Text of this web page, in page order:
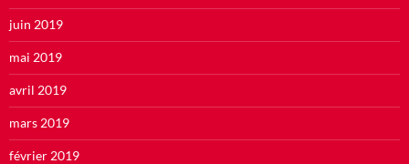
juin 2019
mai 2019
avril 2019
mars 2019
février 2019